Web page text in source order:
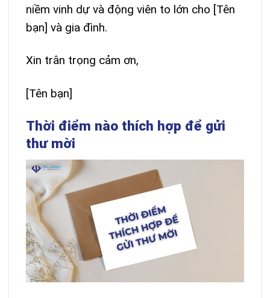
niềm vinh dự và động viên to lớn cho [Tên
bạn] và gia đình.
Xin trân trọng cảm ơn,
[Tên bạn]
Thời điểm nào thích hợp để gửi
thư mời